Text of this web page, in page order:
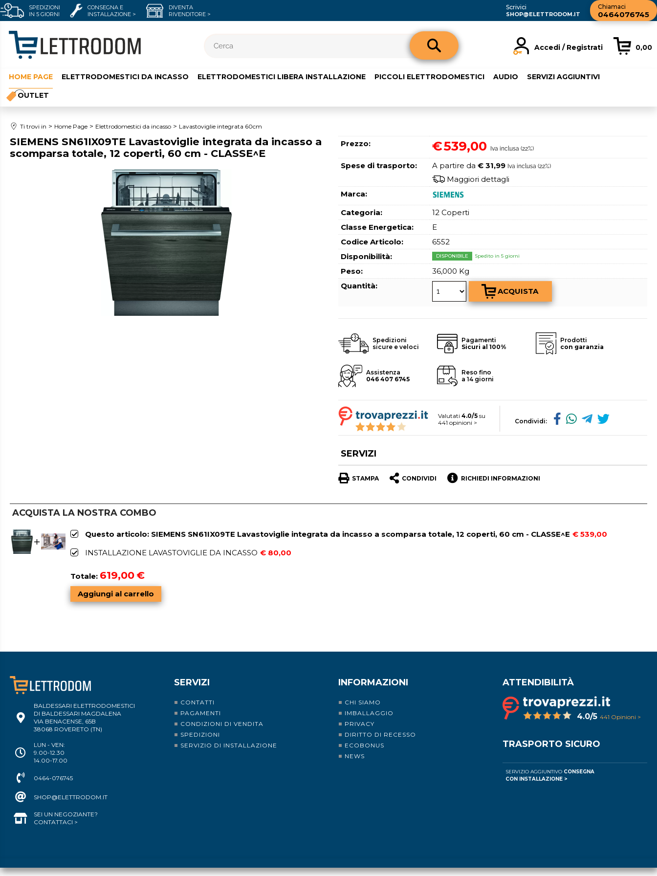
SPEDIZIONI
IN 5 GIORNI
CONSEGNA E
INSTALLAZIONE >
DIVENTA
RIVENDITORE >
Scrivici
SHOP@ELETTRODOM.IT
Chiamaci
0464076745
Accedi / Registrati
clicca sul pulsante "Accedi"
Password:
Hai perso la password?
"Registrati"
0,00
HOME PAGE ELETTRODOMESTICI DA INCASSO ELETTRODOMESTICI LIBERA INSTALLAZIONE PICCOLI ELETTRODOMESTICI AUDIO SERVIZI AGGIUNTIVI
OUTLET
Ti trovi in Home Page Elettrodomestici da incasso Lavastoviglie integrata 60cm
SIEMENS SN61IX09TE Lavastoviglie integrata da incasso a
scomparsa totale, 12 coperti, 60 cm - CLASSE^E
Prezzo: €539,00 Iva inclusa (22%)
Spese di trasporto: A partire da € 31,99 Iva inclusa (22%)
Maggiori dettagli
Marca:
Categoria:
12 Coperti
Classe Energetica:
E
Codice Articolo:
6552
Disponibilità:
DISPONIBILE Spedito in 5 giorni
Peso:
36,000 Kg
Quantità:
Spedizioni
sicure e veloci
Pagamenti
Sicuri al 100%
Prodotti
con garanzia
Assistenza
046 407 6745
Reso fino
a 14 giorni
Valutati 4.0/5 su
441 opinioni >
Condividi:
SERVIZI
STAMPA CONDIVIDI RICHIEDI INFORMAZIONI
ACQUISTA LA NOSTRA COMBO
Questo articolo: SIEMENS SN61IX09TE Lavastoviglie integrata da incasso a scomparsa totale, 12 coperti, 60 cm - CLASSE^E € 539,00
INSTALLAZIONE LAVASTOVIGLIE DA INCASSO € 80,00
Totale: 619,00 €
BALDESSARI ELETTRODOMESTICI
DI BALDESSARI MAGDALENA
VIA BENACENSE, 65B
38068 ROVERETO (TN)
LUN - VEN:
9.00-12.30
14.00-17.00
0464-076745
SHOP@ELETTRODOM.IT
SEI UN NEGOZIANTE?
CONTATTACI >
SERVIZI
CONTATTI
PAGAMENTI
CONDIZIONI DI VENDITA
SPEDIZIONI
SERVIZIO DI INSTALLAZIONE
INFORMAZIONI
CHI SIAMO
IMBALLAGGIO
PRIVACY
DIRITTO DI RECESSO
ECOBONUS
NEWS
ATTENDIBILITÀ
4.0/5 441 Opinioni >
TRASPORTO SICURO
SERVIZIO AGGIUNTIVO CONSEGNA
CON INSTALLAZIONE >